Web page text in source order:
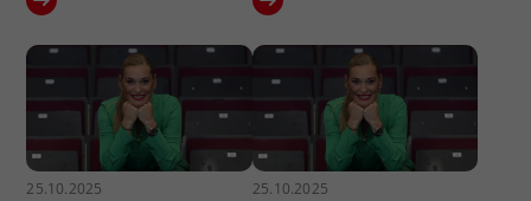
25.10.2025 25.10.2025